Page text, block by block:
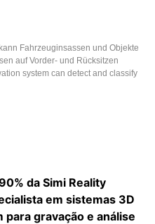
Fahrzeuginsassen und Objekte
auf Vorder- und Rücksitzen
system can detect and classify
da Simi Reality
em sistemas 3D
para gravação e análise